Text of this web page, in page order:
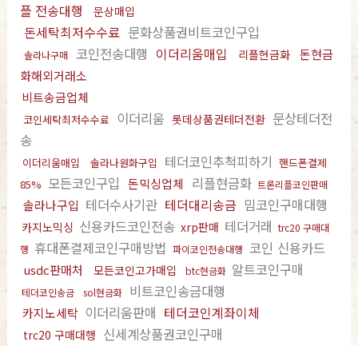
플 전송대행
문상매입
돈세탁최저수수료 문화상품권비트코인구입
솔라나구매 코인전송대행 이더리움매입 리플현금화
돈현금
화해외거래소
비트송금업체
코인세탁최저수수료 이더리움 롯데상품권테더전환 문상테더전
송
이더리움매입 솔라나원화구입 테더코인추척피하기 핸드폰결제
85% 모든코인구입 돈믹싱업체 리플현금화 트론리플코인판매
솔라나구입 테더수사기관 테더대리송금 밈코인구매대행
카지노믹싱 신용카드코인전송 xrp판매 테더거래 trc20 구매대
행 휴대폰결제코인구매방법 파이코인전송대행 코인 신용카드
usdc판매처 모든코인고가매입 btc현금화 알트코인구매
테더코인송금 sol현금화 비트코인송금대행
카지노세탁 이더리움판매 테더코인계좌이체
trc20 구매대행 신세계상품권코인구매